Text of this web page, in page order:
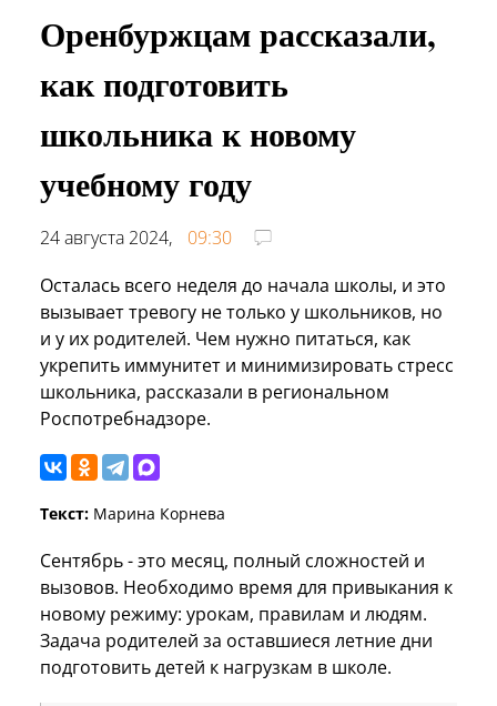
Оренбуржцам рассказали,
как подготовить
школьника к новому
учебному году
24 августа 2024,
09:30
Осталась всего неделя до начала школы, и это
вызывает тревогу не только у школьников, но
и у их родителей. Чем нужно питаться, как
укрепить иммунитет и минимизировать стресс
школьника, рассказали в региональном
Роспотребнадзоре.
Текст: Марина Корнева
Сентябрь - это месяц, полный сложностей и
вызовов. Необходимо время для привыкания к
новому режиму: урокам, правилам и людям.
Задача родителей за оставшиеся летние дни
подготовить детей к нагрузкам в школе.